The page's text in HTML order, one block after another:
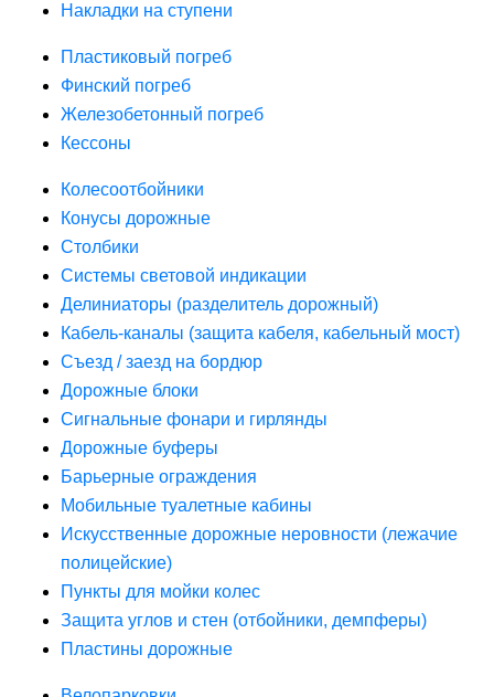
Накладки на ступени
Пластиковый погреб
Финский погреб
Железобетонный погреб
Кессоны
Колесоотбойники
Конусы дорожные
Столбики
Системы световой индикации
Делиниаторы (разделитель дорожный)
Кабель-каналы (защита кабеля, кабельный мост)
Съезд / заезд на бордюр
Дорожные блоки
Сигнальные фонари и гирлянды
Дорожные буферы
Барьерные ограждения
Мобильные туалетные кабины
Искусственные дорожные неровности (лежачие
полицейские)
Пункты для мойки колес
Защита углов и стен (отбойники, демпферы)
Пластины дорожные